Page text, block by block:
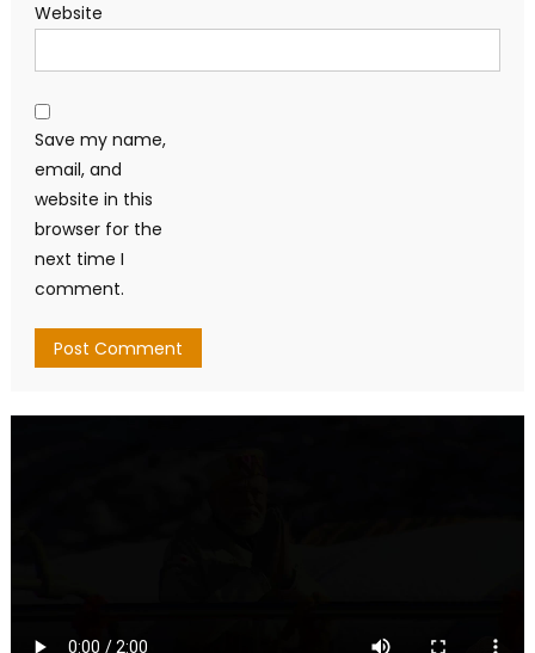
Website
Save my name,
email, and
website in this
browser for the
next time I
comment.